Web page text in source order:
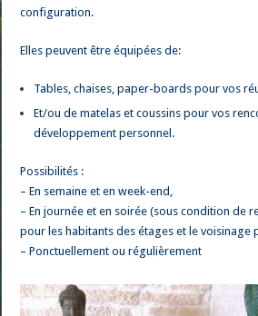
configuration.
Elles peuvent être équipées de:
Tables, chaises, paper-boards pour vos
Et/ou de matelas et coussins pour vos
développement personnel.
Possibilités :
– En semaine et en week-end,
– En journée et en soirée (sous condition de
pour les habitants des étages et le voisinage
– Ponctuellement ou régulièrement